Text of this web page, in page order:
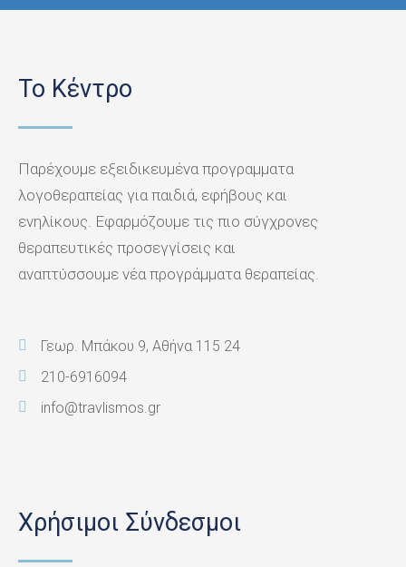
Το Κέντρο
Παρέχουμε εξειδικευμένα προγραμματα
λογοθεραπείας για παιδιά, εφήβους και
ενηλίκους. Εφαρμόζουμε τις πιο σύγχρονες
θεραπευτικές προσεγγίσεις και
αναπτύσσουμε νέα προγράμματα θεραπείας.
Γεωρ. Μπάκου 9, Αθήνα 115 24
210-6916094
info@travlismos.gr
Χρήσιμοι Σύνδεσμοι